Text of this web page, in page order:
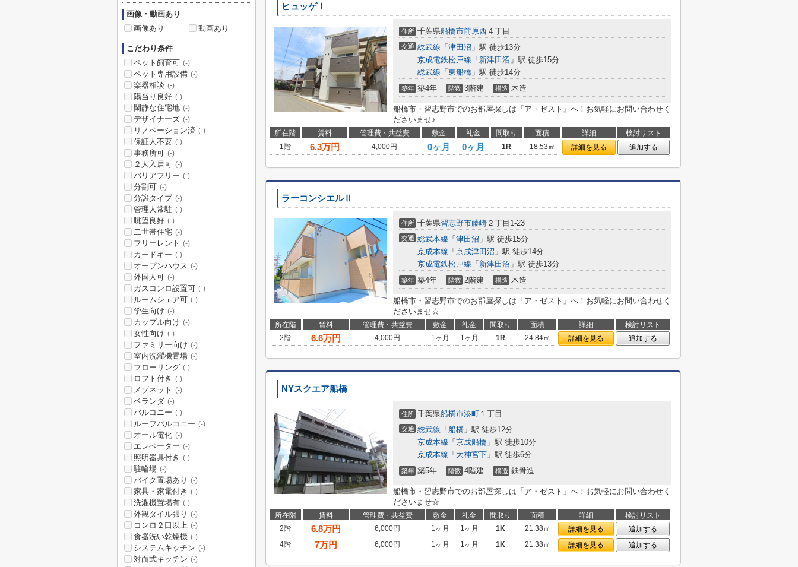
ヒュッゲⅠ
住所 千葉県船橋市前原西 ４丁目
交通 総武線 「 津田沼 」駅 徒歩13分
京成電鉄松戸線 「 新津田沼 」駅 徒歩15分
総武線 「 東船橋 」駅 徒歩14分
築年 築4年 階数 3階建 構造 木造
船橋市・習志野市でのお部屋探しは『ア・ゼスト』へ！お気軽にお問い合わせく
ださいませ♪
所在階 賃料 管理費・共益費 敷金 礼金 間取り 面積 詳細
検討リスト
1階
6.3万円 4,000円 0ヶ月 0ヶ月 1R 18.53㎡ 詳細を見る 追加する
ラーコンシエルⅡ
住所 千葉県習志野市藤崎 ２丁目1-23
交通 総武本線 「 津田沼 」駅 徒歩15分
京成本線 「 京成津田沼 」駅 徒歩14分
京成電鉄松戸線 「 新津田沼 」駅 徒歩13分
築年 築4年 階数 2階建 構造 木造
船橋市・習志野市でのお部屋探しは「ア・ゼスト」へ！お気軽にお問い合わせく
ださいませ☆
所在階 賃料 管理費・共益費 敷金 礼金 間取り 面積 詳細
検討リスト
2階
6.6万円 4,000円 1ヶ月 1ヶ月 1R 24.84㎡ 詳細を見る 追加する
NYスクエア船橋
住所 千葉県船橋市湊町 １丁目
交通 総武線 「 船橋 」駅 徒歩12分
京成本線 「 京成船橋 」駅 徒歩10分
京成本線 「 大神宮下 」駅 徒歩6分
築年 築5年 階数 4階建 構造 鉄骨造
船橋市・習志野市でのお部屋探しは「ア・ゼスト」へ！お気軽にお問い合わせく
ださいませ☆
所在階 賃料 管理費・共益費 敷金 礼金 間取り 面積 詳細
検討リスト
2階
6.8万円 6,000円 1ヶ月 1ヶ月 1K 21.38㎡ 詳細を見る
追加する
4階
7万円 6,000円 1ヶ月 1ヶ月 1K 21.38㎡ 詳細を見る 追加する
画像・動画あり
画像あり
動画あり
こだわり条件
ペット飼育可 (-)
ペット専用設備 (-)
楽器相談 (-)
陽当り良好 (-)
閑静な住宅地 (-)
デザイナーズ (-)
リノベーション済 (-)
保証人不要 (-)
事務所可 (-)
２人入居可 (-)
バリアフリー (-)
分割可 (-)
分譲タイプ (-)
管理人常駐 (-)
眺望良好 (-)
二世帯住宅 (-)
フリーレント (-)
カードキー (-)
オープンハウス (-)
外国人可 (-)
ガスコンロ設置可 (-)
ルームシェア可 (-)
学生向け (-)
カップル向け (-)
女性向け (-)
ファミリー向け (-)
室内洗濯機置場 (-)
フローリング (-)
ロフト付き (-)
メゾネット (-)
ベランダ (-)
バルコニー (-)
ルーフバルコニー (-)
オール電化 (-)
エレベーター (-)
照明器具付き (-)
駐輪場 (-)
バイク置場あり (-)
家具・家電付き (-)
洗濯機置場有 (-)
外観タイル張り (-)
コンロ２口以上 (-)
食器洗い乾燥機 (-)
システムキッチン (-)
対面式キッチン (-)